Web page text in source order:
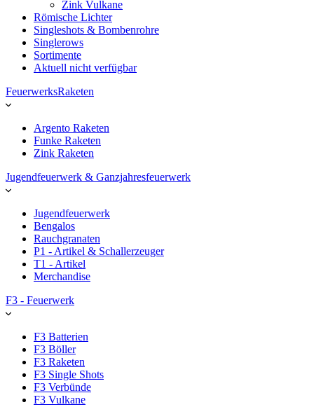
Zink Vulkane
Römische Lichter
Singleshots & Bombenrohre
Singlerows
Sortimente
Aktuell nicht verfügbar
FeuerwerksRaketen
Argento Raketen
Funke Raketen
Zink Raketen
Jugendfeuerwerk & Ganzjahresfeuerwerk
Jugendfeuerwerk
Bengalos
Rauchgranaten
P1 - Artikel & Schallerzeuger
T1 - Artikel
Merchandise
F3 - Feuerwerk
F3 Batterien
F3 Böller
F3 Raketen
F3 Single Shots
F3 Verbünde
F3 Vulkane